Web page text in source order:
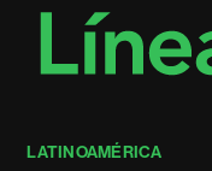
LATINOAMÉRICA